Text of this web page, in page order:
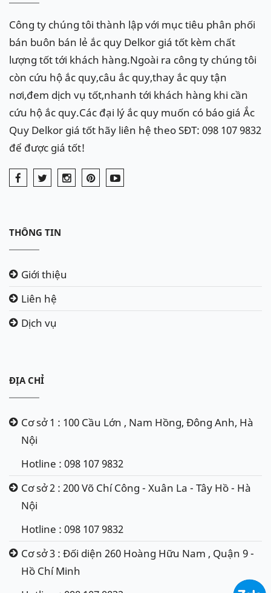
chắn sẽ làm hài lòng quý khách.
Hotline:098.107.98.32hoặc0969 705 828để được hỗ
trợ nhanh về ắc quy xe Audi A9
Ắc quyDelkor cho xeAudi A9:Din 61038(110Ah cọc
L )
Công ty chúng tôi thành lập với mục tiêu phân phối
bán buôn bán lẻ ắc quy Delkor giá tốt kèm chất
lượng tốt tới khách hàng.Ngoài ra công ty chúng tôi
còn cứu hộ ắc quy,câu ắc quy,thay ắc quy tận
nơi,đem dịch vụ tốt,nhanh tới khách hàng khi cần
cứu hộ ắc quy.Các đại lý ắc quy muốn có báo giá Ắc
Quy Delkor giá tốt hãy liên hệ theo SĐT: 098 107 9832
để được giá tốt!
THÔNG TIN
Giới thiệu
Liên hệ
Dịch vụ
ĐỊA CHỈ
Cơ sở 1 : 100 Cầu Lớn , Nam Hồng, Đông Anh, Hà
Nội
Hotline : 098 107 9832
Cơ sở 2 : 200 Võ Chí Công - Xuân La - Tây Hồ - Hà
Nội
Hotline : 098 107 9832
Cơ sở 3 : Đối diện 260 Hoàng Hữu Nam , Quận 9 -
Hồ Chí Minh